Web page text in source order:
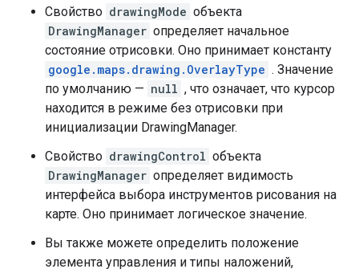
Свойство drawingMode объекта
DrawingManager определяет начальное
состояние отрисовки. Оно принимает константу
google.maps.drawing.OverlayType . Значение
по умолчанию — null , что означает, что курсор
находится в режиме без отрисовки при
инициализации DrawingManager.
Свойство drawingControl объекта
DrawingManager определяет видимость
интерфейса выбора инструментов рисования на
карте. Оно принимает логическое значение.
Вы также можете определить положение
элемента управления и типы наложений,